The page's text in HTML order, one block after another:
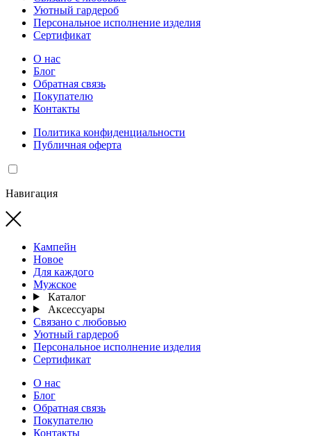
Уютный гардероб
Персональное исполнение изделия
Сертификат
О нас
Блог
Обратная связь
Покупателю
Контакты
Политика конфиденциальности
Публичная оферта
Навигация
Кампейн
Новое
Для каждого
Мужское
Каталог
Аксессуары
Связано с любовью
Уютный гардероб
Персональное исполнение изделия
Сертификат
О нас
Блог
Обратная связь
Покупателю
Контакты